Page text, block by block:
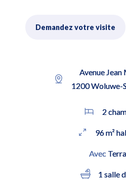
Demandez votre visite
Avenue Jean
1200 Woluwe-
2
96 m²
Avec
1 salle